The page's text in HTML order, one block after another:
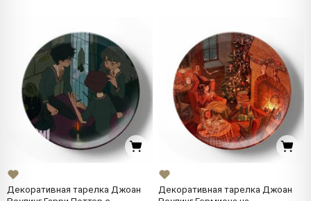
Декоративная тарелка Джоан
Декоративная тарелка Джоан